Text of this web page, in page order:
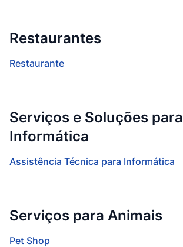
Restaurantes
Restaurante
Serviços e Soluções para
Informática
Assistência Técnica para Informática
Serviços para Animais
Pet Shop